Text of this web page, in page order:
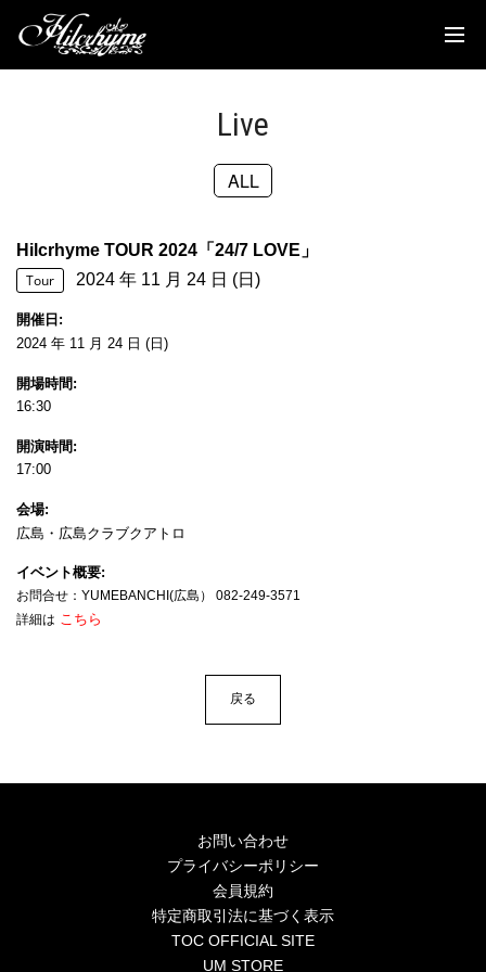
Discography
Biography
Contact us
Live
ALL
Hilcrhyme TOUR 2024「24/7 LOVE」
Tour 2024 年 11 月 24 日 (日)
開催日
2024 年 11 月 24 日 (日)
開場時間
16:30
開演時間
17:00
会場
広島・広島クラブクアトロ
イベント概要
お問合せ：YUMEBANCHI(広島） 082-249-3571
詳細は こちら
戻る
お問い合わせ
プライバシーポリシー
会員規約
特定商取引法に基づく表示
TOC OFFICIAL SITE
UM STORE